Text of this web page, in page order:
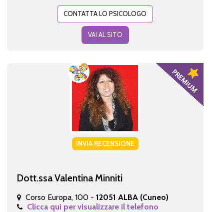
CONTATTA LO PSICOLOGO
VAI AL SITO
INVIA RECENSIONE
Dott.ssa Valentina Minniti
Corso Europa, 100 - 12051 ALBA (Cuneo)
Clicca qui per visualizzare il telefono